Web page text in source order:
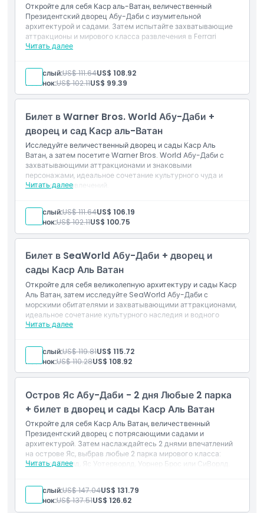
Откройте для себя Каср аль-Ватан, величественный
Президентский дворец Абу-Даби с изумительной
архитектурой и садами. Затем испытайте захватывающие
аттракционы и мирового класса развлечения в Ferrari
World.
Читать далее
Вход в дворец Каср аль-Ватан, сады, выставки, залы,
культурные зоны, Дом знаний и библиотеку.
Однодневный вход в Ferrari World Abu Dhabi с
неограниченным количеством катаний.
Взрослый:US$ 111.64US$ 108.92
Ребенок:US$ 102.11US$ 99.39
Билет в Warner Bros. World Абу-Даби +
дворец и сад Каср аль-Ватан
Исследуйте величественный дворец и сады Каср Аль
Ватан, а затем посетите Warner Bros. World Абу-Даби с
захватывающими аттракционами и знаковыми
персонажами, идеальное сочетание культурного чуда и
семейных развлечений.
Читать далее
Вход во дворец Каср Аль Ватан, сады, выставки, залы,
культурные зоны, Дом знаний и библиотеку.
Однодневный билет в Warner Bros. World Абу-Даби с
неограниченным числом катаний.
Взрослый:US$ 111.64US$ 106.19
Ребенок:US$ 102.11US$ 100.75
Билет в SeaWorld Абу-Даби + дворец и
сады Каср Аль Ватан
Откройте для себя великолепную архитектуру и сады Каср
Аль Ватан, затем исследуйте SeaWorld Абу-Даби с
морскими обитателями и захватывающими аттракционами,
идеальное сочетание культурного наследия и водного
приключения.
Читать далее
Вход в дворец Каср Аль Ватан, сады, выставки, залы,
культурные зоны, Дом знаний и библиотеку.
Однодневный вход в SeaWorld Абу-Даби с
неограниченным количеством поездок и аттракционов.
Взрослый:US$ 119.81US$ 115.72
Ребенок:US$ 110.28US$ 108.92
Остров Яс Абу-Даби - 2 дня Любые 2 парка
+ билет в дворец и сады Каср Аль Ватан
Откройте для себя Каср Аль Ватан, величественный
Президентский дворец с потрясающими садами и
архитектурой. Затем наслаждайтесь 2 днями впечатлений
на острове Яс, выбрав любые 2 парка мирового класса:
Феррари Ворлд, Яс Уотерворлд, Уорнер Брос или СиВорлд.
Читать далее
Вход в дворец Каср Аль Ватан, сады, выставки, залы,
культурные зоны, Дом Знаний и библиотека.
Посещение любых 2 парков (Феррари Ворлд, Яс
Взрослый:US$ 147.04US$ 131.79
Ребенок:US$ 137.51US$ 126.62